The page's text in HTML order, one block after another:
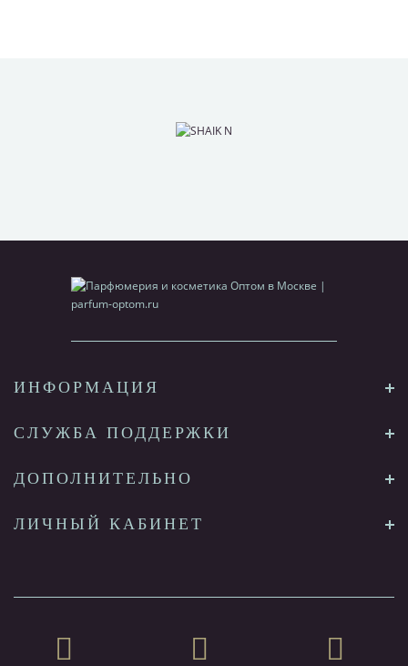
ИНФОРМАЦИЯ
СЛУЖБА ПОДДЕРЖКИ
ДОПОЛНИТЕЛЬНО
ЛИЧНЫЙ КАБИНЕТ